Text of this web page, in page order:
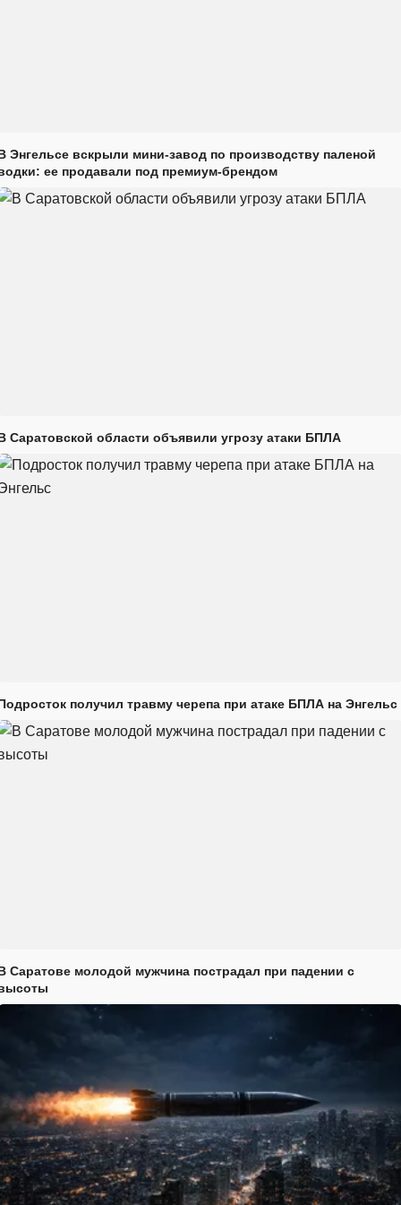
Энгельсе вскрыли мини-завод по производству паленой
ее продавали под премиум-брендом
Саратовской области объявили угрозу атаки БПЛА
получил травму черепа при атаке БПЛА на Энгельс
Саратове молодой мужчина пострадал при падении с